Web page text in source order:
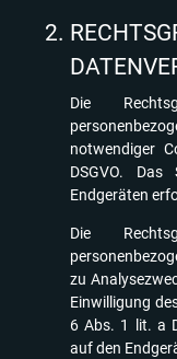
Die
notwendiger
DSGVO.
Endgeräten
Die
zu
Einwilligung
6 Abs. 1 lit. a
auf den